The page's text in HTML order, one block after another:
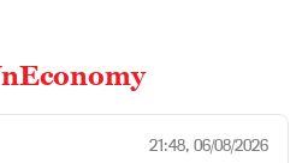
21:48, 06/08/2026